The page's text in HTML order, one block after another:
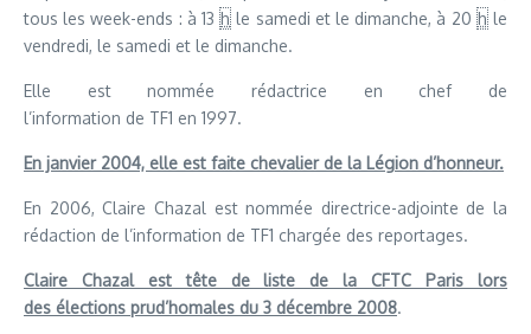
tous les week-ends : à 13h le samedi et le dimanche, à 20 hle
vendredi, le samedi et le dimanche.
Elle est nommée rédactrice en chef de
l’information de TF1 en 1997.
En janvier 2004, elle est faite chevalier de la Légion d’honneur.
En 2006, Claire Chazal est nommée directrice-adjointe de la
rédaction de l’information de TF1 chargée des reportages.
Claire Chazal est tête de liste de la CFTC Paris lors
des élections prud’homales du 3 décembre 2008.